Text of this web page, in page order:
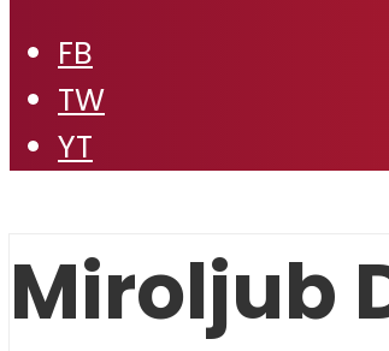
FB
TW
YT
Miroljub